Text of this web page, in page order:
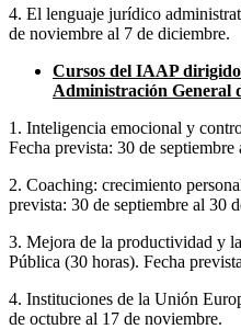
4. El lenguaje jurídico
de noviembre al 7 de diciembre.
Cursos del IAAP
Administración General
1. Inteligencia emocional y
Fecha prevista: 30 de septiembre
2. Coaching: crecimiento
prevista: 30 de septiembre al 30
3. Mejora de la productividad y
Pública (30 horas). Fecha
4. Instituciones de la Unión
de octubre al 17 de noviembre.